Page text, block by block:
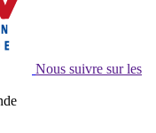
Nous suivre sur les